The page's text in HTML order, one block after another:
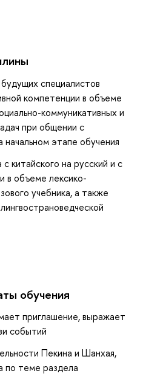
специалистов
компетенции в объеме
коммуникативных и
при общении с
этапе обучения
китайского на русский и с
в объеме лексико-
учебника, а также
обучения
приглашение, выражает
событий
Пекина и Шанхая,
по теме раздела